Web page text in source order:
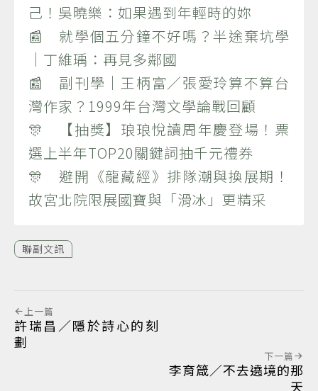
己！吳曉樂：如果遇到年輕時的妳
📰 就學個五分鐘不好嗎？半途棄坑學
｜丁維瑀：再見多鄰國
📰 副刊學｜王柄富／張愛玲算不算台
灣作家？1999年台灣文學論戰回顧
🎊 【抽獎】琅琅悅讀周年慶登場！票
選上半年TOP20關鍵詞抽千元禮券
🎊 避開《龍藏經》排隊潮與換展期！
故宮北院限展國寶與「滑冰」更精采
聯副文訊
上一篇
許瑞昌／隱於詩心的刻
劃
下一篇
李育箴／不去遶境的那
天